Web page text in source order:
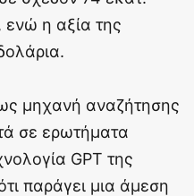
ενώ η αξία της
μηχανή αναζήτησης
σε ερωτήματα
GPT της
παράγει μια άμεση